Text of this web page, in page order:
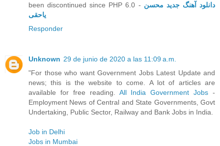
been discontinued since PHP 6.0 - دانلود آهنگ جدید محسن
یاحقی
Responder
Unknown 29 de junio de 2020 a las 11:09 a.m.
"For those who want Government Jobs Latest Update and
news; this is the website to come. A lot of articles are
available for free reading. All India Government Jobs -
Employment News of Central and State Governments, Govt
Undertaking, Public Sector, Railway and Bank Jobs in India.
Job in Delhi
Jobs in Mumbai